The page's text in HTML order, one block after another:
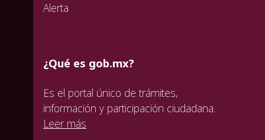
Alerta
¿Qué es gob.mx?
Es el portal único de trámites,
información y participación ciudadana.
Leer más